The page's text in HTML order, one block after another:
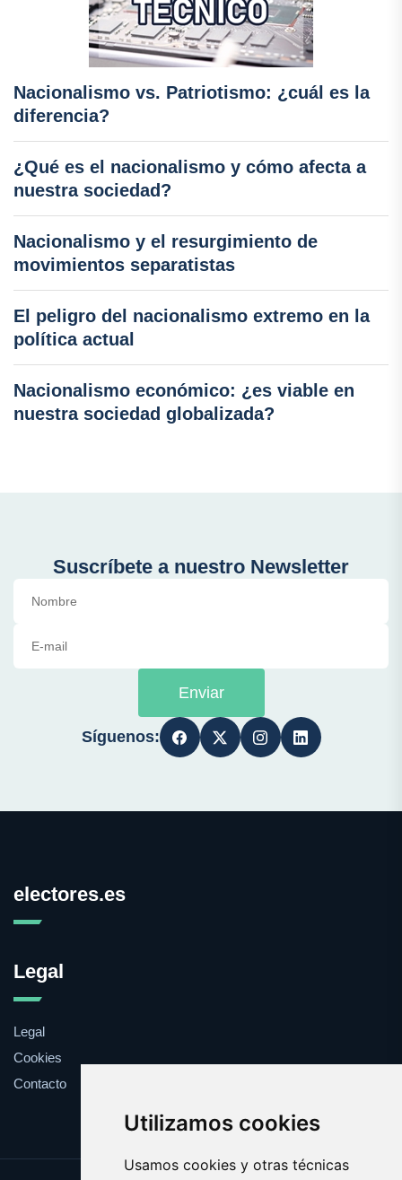
Utilizamos cookies
Usamos cookies y otras técnicas
Nacionalismo vs. Patriotismo: ¿cuál es la
diferencia?
¿Qué es el nacionalismo y cómo afecta a
nuestra sociedad?
Nacionalismo y el resurgimiento de
movimientos separatistas
El peligro del nacionalismo extremo en la
política actual
Nacionalismo económico: ¿es viable en
nuestra sociedad globalizada?
Suscríbete a nuestro Newsletter
Enviar
Síguenos:
electores.es
Legal
Legal
Cookies
Contacto